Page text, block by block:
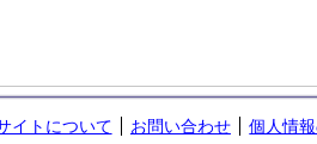
イトについて お問い合わせ
個人情